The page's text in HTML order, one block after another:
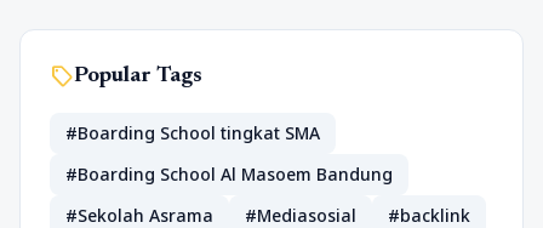
sellPopular Tags
#Boarding School tingkat SMA
#Boarding School Al Masoem Bandung
#Sekolah Asrama
#Mediasosial
#backlink